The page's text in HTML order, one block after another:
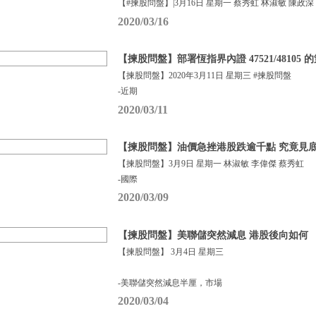
【#揀股問盤】|3月16日 星期一 蔡秀虹 林淑敏 陳政深
2020/03/16
【揀股問盤】部署恆指界內證 47521/48105
【揀股問盤】2020年3月11日 星期三 #揀股問盤
-近期
2020/03/11
【揀股問盤】油價急挫港股跌逾千點 究竟見
【揀股問盤】3月9日 星期一 林淑敏 李偉傑 蔡秀虹
-國際
2020/03/09
【揀股問盤】美聯儲突然減息 港股後向如何
【揀股問盤】 3月4日 星期三
-美聯儲突然減息半厘，市場
2020/03/04